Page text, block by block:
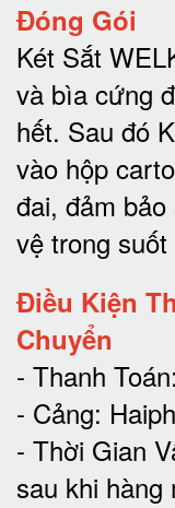
Đóng Gói
Két Sắt
và bìa cứng
hết. Sau đó
vào hộp
đai, đảm
vệ trong
Điều Kiện
Chuyển
- Thanh
- Cảng:
- Thời Gian
sau khi